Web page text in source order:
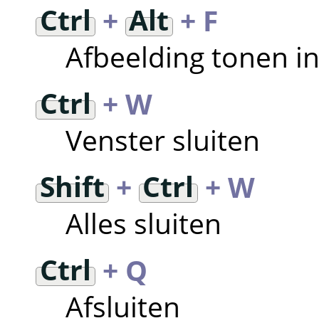
Ctrl+ Alt + F
Afbeelding tonen
Ctrl+ W
Venster sluiten
Shift+ Ctrl + W
Alles sluiten
Ctrl+ Q
Afsluiten